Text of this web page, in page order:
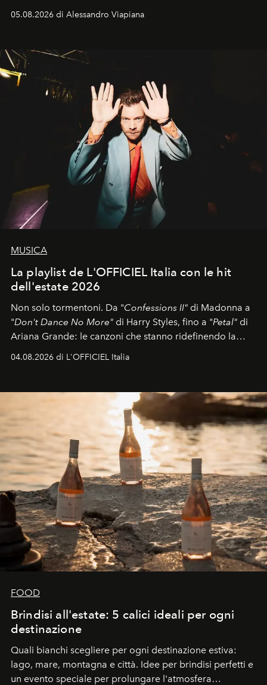
05.08.2026 di Alessandro Viapiana
MUSICA
La playlist de L'OFFICIEL Italia con le hit
dell'estate 2026
Non solo tormentoni. Da "Confessions II" di Madonna a
"Don't Dance No More" di Harry Styles, fino a "Petal" di
Ariana Grande: le canzoni che stanno ridefinendo la
colonna sonora della stagione.
04.08.2026 di L'OFFICIEL Italia
FOOD
Brindisi all'estate: 5 calici ideali per ogni
destinazione
Quali bianchi scegliere per ogni destinazione estiva:
lago, mare, montagna e città. Idee per brindisi perfetti e
un evento speciale per prolungare l'atmosfera